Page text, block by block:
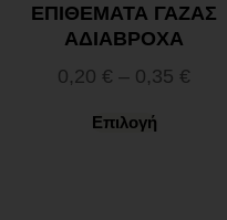
ΕΠΙΘΕΜΑΤΑ ΓΑΖΑΣ
ΑΔΙΑΒΡΟΧΑ
0,20 € – 0,35 €
Επιλογή